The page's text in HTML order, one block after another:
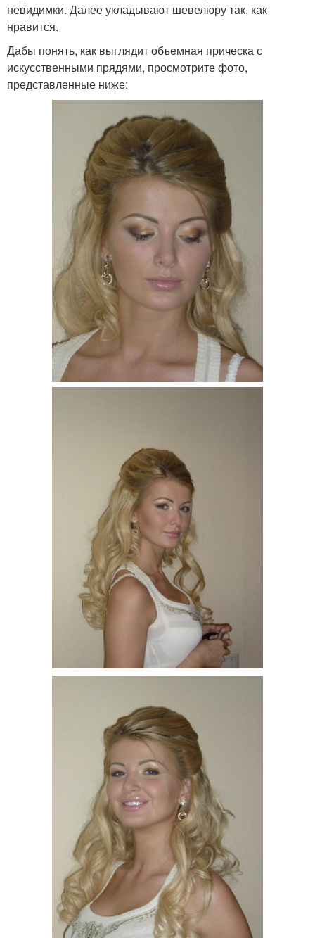
невидимки. Далее укладывают шевелюру так, как
нравится.
Дабы понять, как выглядит объемная прическа с
искусственными прядями, просмотрите фото,
представленные ниже: